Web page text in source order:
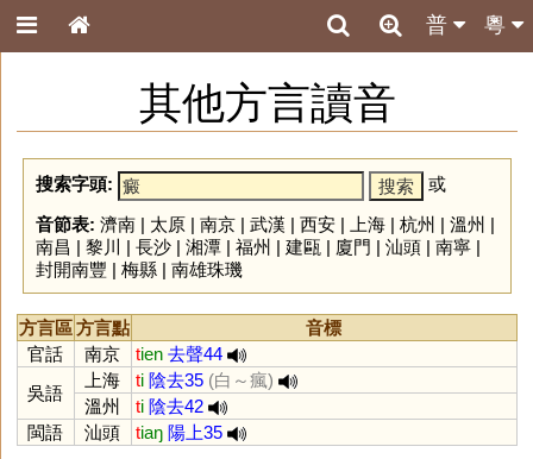
粵
普
其他方言讀音
搜索字頭:
或
音節表: 濟南| 太原| 南京| 武漢 | 西安| 上海| 杭州 | 溫州 |
南昌 | 黎川 | 長沙| 湘潭| 福州 | 建甌 | 廈門 | 汕頭| 南寧|
封開南豐 | 梅縣| 南雄珠璣
方言區方言點
音標
官話
南京 tien 去聲44
吳語
上海 ti 陰去35 (白～瘋)
溫州
ti 陰去42
閩語
汕頭 tiaŋ 陽上35